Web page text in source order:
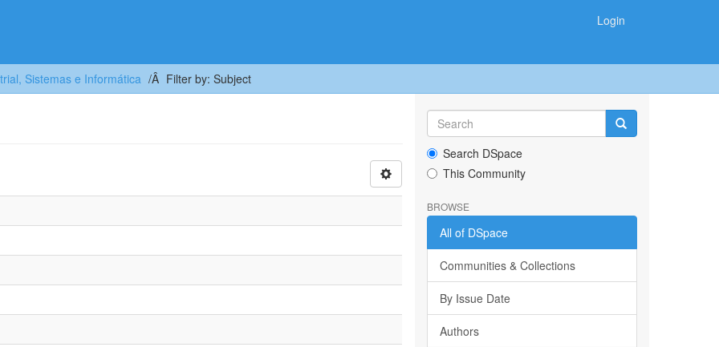
Login
Sistemas e Informática Filter by: Subject
Search DSpace
This Community
BROWSE
All of DSpace
Communities & Collections
By Issue Date
Authors